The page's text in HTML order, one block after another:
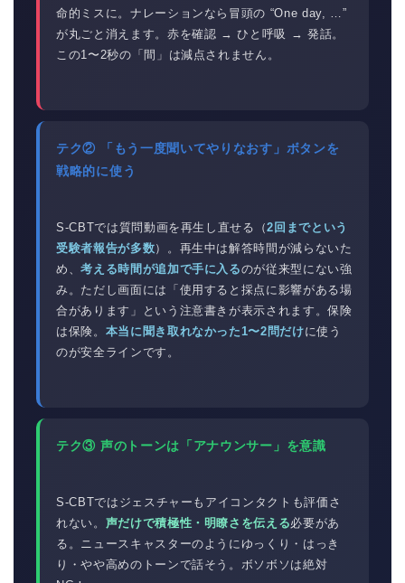
命的ミスに。ナレーションなら冒頭の “One day, …”
が丸ごと消えます。赤を確認 → ひと呼吸 → 発話。
この1〜2秒の「間」は減点されません。
テク② 「もう一度聞いてやりなおす」ボタンを
戦略的に使う
S-CBTでは質問動画を再生し直せる（2回までという
受験者報告が多数）。再生中は解答時間が減らないた
め、考える時間が追加で手に入るのが従来型にない強
み。ただし画面には「使用すると採点に影響がある場
合があります」という注意書きが表示されます。保険
は保険。 本当に聞き取れなかった1〜2問だけに使う
のが安全ラインです。
テク③ 声のトーンは「アナウンサー」を意識
S-CBTではジェスチャーもアイコンタクトも評価さ
れない。 声だけで積極性・明瞭さを伝える必要があ
る。ニュースキャスターのようにゆっくり・はっき
り・やや高めのトーンで話そう。ボソボソは絶対